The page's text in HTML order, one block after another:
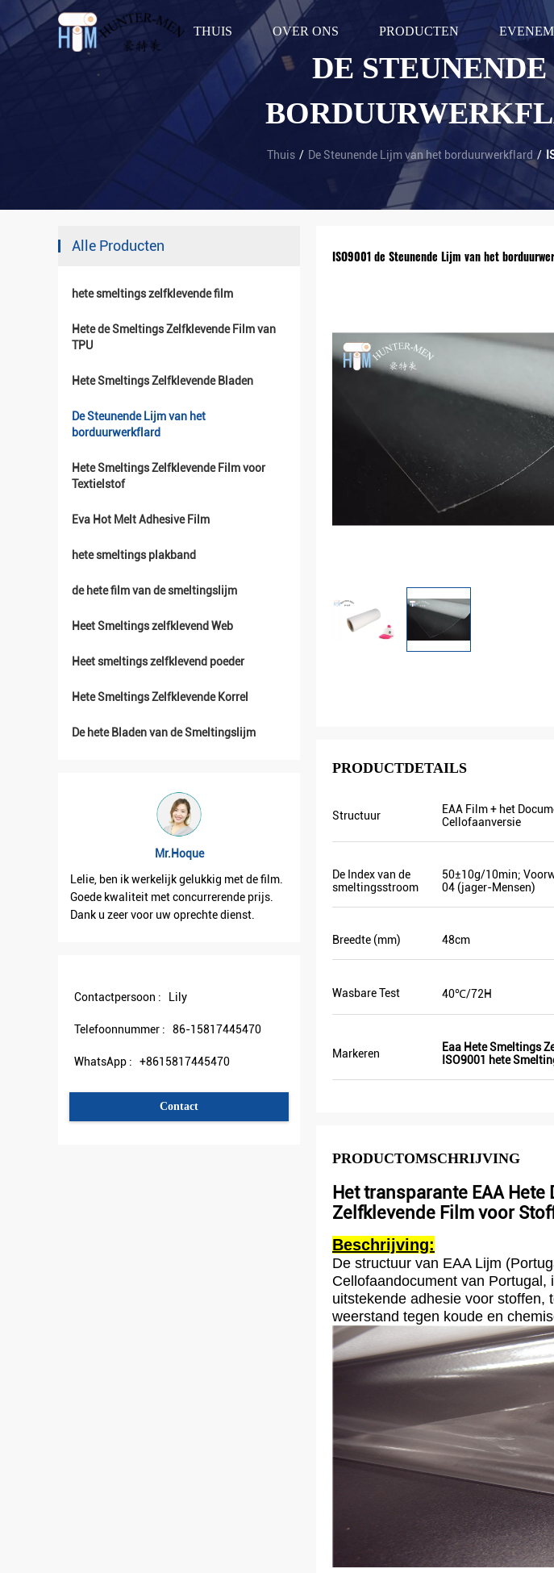
THUIS OVER ONS PRODUCTEN
DE
Thuis / De Steunende Lijm van het borduurwerkflard /
Alle Producten
hete smeltings zelfklevende film
Hete de Smeltings Zelfklevende Film van
TPU
Hete Smeltings Zelfklevende Bladen
De Steunende Lijm van het
borduurwerkflard
Hete Smeltings Zelfklevende Film voor
Textielstof
Eva Hot Melt Adhesive Film
hete smeltings plakband
de hete film van de smeltingslijm
Heet Smeltings zelfklevend Web
Heet smeltings zelfklevend poeder
Hete Smeltings Zelfklevende Korrel
De hete Bladen van de Smeltingslijm
met de film.
prijs.
Mr.Hernan
Lelie, ontving ik uw goederen, is het zeer
goed. En dank voor uw aardige
samenwerking!
M. Sergey Abayev
De goede dienst en snel het verschepen.
Contactpersoon : Lily
Telefoonnummer : 86-15817445470
WhatsApp : +8615817445470
Contact
ISO9001 de Steunende Lijm van het
PRODUCTDETAILS
Structuur
EAA Film + het
Cellofaanversie
De Index van de
smeltingsstroom
50±10g/10min;
04 (jager-Mensen)
Breedte (mm) 48cm
Wasbare Test 40℃/72H
Markeren Eaa Hete Smeltings
ISO9001 hete
PRODUCTOMSCHRIJVING
Het transparante EAA
Zelfklevende Film voor
Beschrijving:
De structuur van EAA Lijm
Cellofaandocument van
uitstekende adhesie voor stoffen,
weerstand tegen koude en